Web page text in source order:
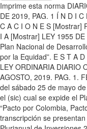
Imprime esta norma
DE 2019, PAG. 1 Í N D I
C A C I O N E S [Mostrar]
I A [Mostrar] LEY 1955
Plan Nacional de
por la Equidad”. E S T A
LEY ORDINARIA DIARIO
AGOSTO, 2019. PAG. 1.
del sábado 25 de mayo
el (sic) cual se expide el
“Pacto por Colombia,
transcripción se